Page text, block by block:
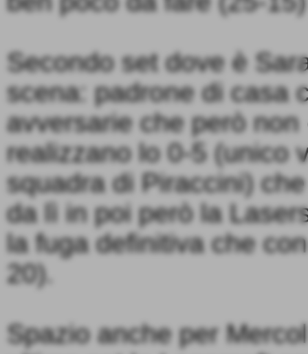
Secondo set dove è
scena: padrone di casa
avversarie che però
realizzano lo 0-5 (unico
squadra di Piraccini)
da lì in poi però la
la fuga definitiva che
20).
Spazio anche per